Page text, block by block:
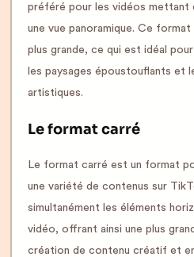
préféré pour les vidéos mettant
une vue panoramique. Ce
plus grande, ce qui est idéal
les paysages époustouflants et
artistiques.
Le format carré
Le format carré est un format
une variété de contenus sur
simultanément les éléments
vidéo, offrant ainsi une plus
création de contenu créatif et